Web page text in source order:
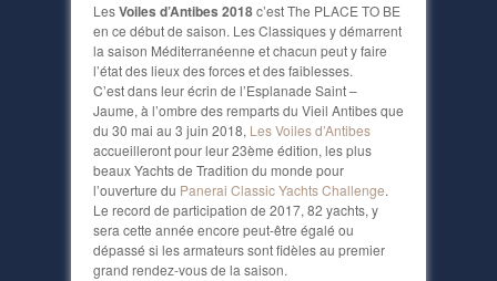
LesVoiles d’Antibes 2018c’est The PLACE TO BE
en ce début de saison. Les Classiques y démarrent
la saison Méditerranéenne et chacun peut y faire
l’état des lieux des forces et des faiblesses.
C’est dans leur écrin de l’Esplanade Saint –
Jaume, à l’ombre des remparts du Vieil Antibes que
du 30 mai au 3 juin 2018, Les Voiles d’Antibes
accueilleront pour leur 23ème édition, les plus
beaux Yachts de Tradition du monde pour
l’ouverture du Panerai Classic Yachts Challenge.
Le record de participation de 2017, 82 yachts, y
sera cette année encore peut-être égalé ou
dépassé si les armateurs sont fidèles au premier
grand rendez-vous de la saison.